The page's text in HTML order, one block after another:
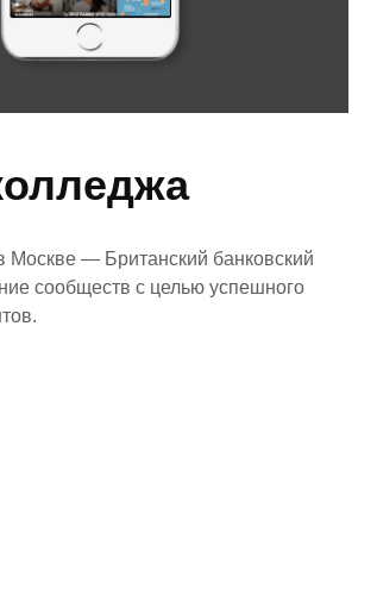
Москве — Британский банковский
сообществ с целью успешного